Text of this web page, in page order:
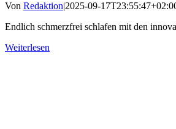
Von Redaktion|2025-09-
Endlich schmerzfrei schlafen mit den
Weiterlesen